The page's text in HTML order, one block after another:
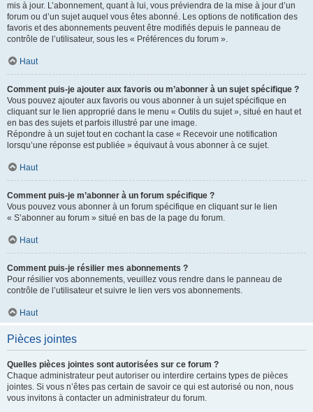
mis à jour. L’abonnement, quant à lui, vous préviendra de la mise à jour d’un
forum ou d’un sujet auquel vous êtes abonné. Les options de notification des
favoris et des abonnements peuvent être modifiés depuis le panneau de
contrôle de l’utilisateur, sous les « Préférences du forum ».
Haut
Comment puis-je ajouter aux favoris ou m’abonner à un sujet spécifique ?
Vous pouvez ajouter aux favoris ou vous abonner à un sujet spécifique en
cliquant sur le lien approprié dans le menu « Outils du sujet », situé en haut et
en bas des sujets et parfois illustré par une image.
Répondre à un sujet tout en cochant la case « Recevoir une notification
lorsqu’une réponse est publiée » équivaut à vous abonner à ce sujet.
Haut
Comment puis-je m’abonner à un forum spécifique ?
Vous pouvez vous abonner à un forum spécifique en cliquant sur le lien
« S’abonner au forum » situé en bas de la page du forum.
Haut
Comment puis-je résilier mes abonnements ?
Pour résilier vos abonnements, veuillez vous rendre dans le panneau de
contrôle de l’utilisateur et suivre le lien vers vos abonnements.
Haut
Pièces jointes
Quelles pièces jointes sont autorisées sur ce forum ?
Chaque administrateur peut autoriser ou interdire certains types de pièces
jointes. Si vous n’êtes pas certain de savoir ce qui est autorisé ou non, nous
vous invitons à contacter un administrateur du forum.